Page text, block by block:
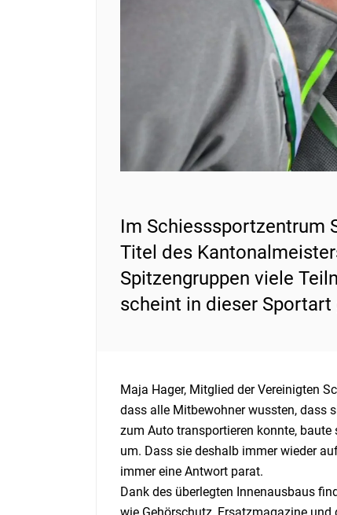
Im Schiesssportzentrum
Titel des
Spitzengruppen viele
scheint in dieser Sportart
Maja Hager, Mitglied der Vereinigten
dass alle Mitbewohner wussten, dass
zum Auto transportieren konnte,
um. Dass sie deshalb immer wieder
immer eine Antwort parat.
Dank des überlegten Innenausbaus